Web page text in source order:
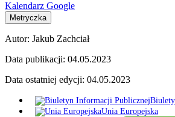
Kalendarz Google
Metryczka
Autor: Jakub Zachciał
Data publikacji: 04.05.2023
Data ostatniej edycji: 04.05.2023
Unia Europejska